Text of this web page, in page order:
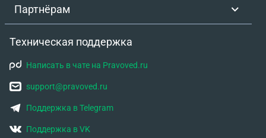
Партнёрам
Техническая поддержка
Написать в чате на Pravoved.ru
support@pravoved.ru
Поддержка в Telegram
Поддержка в VK